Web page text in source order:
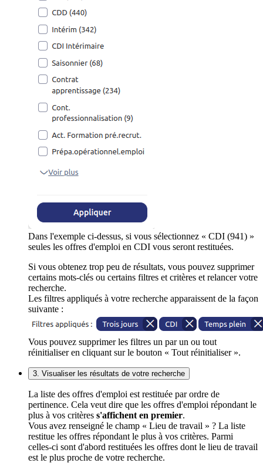
Dans l'exemple ci-dessus, si vous sélectionnez « CDI (941) »
seules les offres d'emploi en CDI vous seront restituées.
Si vous obtenez trop peu de résultats, vous pouvez supprimer
certains mots-clés ou certains filtres et critères et relancer votre
recherche.
Les filtres appliqués à votre recherche apparaissent de la façon
suivante :
Vous pouvez supprimer les filtres un par un ou tout
réinitialiser en cliquant sur le bouton « Tout réinitialiser ».
3. Visualiser les résultats de votre recherche
La liste des offres d'emploi est restituée par ordre de
pertinence. Cela veut dire que les offres d'emploi répondant le
plus à vos critères s'affichent en premier.
Vous avez renseigné le champ « Lieu de travail » ? La liste
restitue les offres répondant le plus à vos critères. Parmi
celles-ci sont d'abord restituées les offres dont le lieu de travail
est le plus proche de votre recherche.